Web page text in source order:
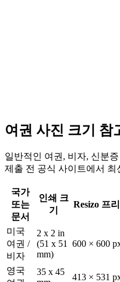
여권 사진 크기 참
일반적인 여권, 비자, 신분
제출 전 공식 사이트에서 최
국가
또는
문서
인쇄 크
기
Resizo 프
미국
여권 /
비자
2 x 2 in
(51 x 51
mm)
600 × 600
영국
35 x 45
413 × 531